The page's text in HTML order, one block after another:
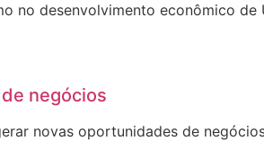
no desenvolvimento econômico
negócios
novas oportunidades de